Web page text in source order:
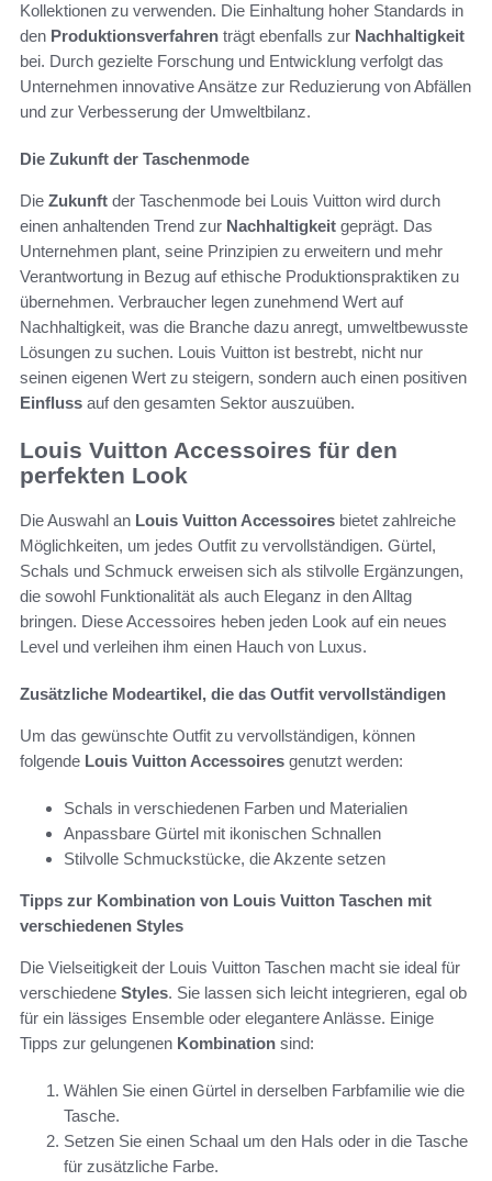
Kollektionen zu verwenden. Die Einhaltung hoher Standards in
den Produktionsverfahren trägt ebenfalls zur Nachhaltigkeit
bei. Durch gezielte Forschung und Entwicklung verfolgt das
Unternehmen innovative Ansätze zur Reduzierung von Abfällen
und zur Verbesserung der Umweltbilanz.
Die Zukunft der Taschenmode
Die Zukunft der Taschenmode bei Louis Vuitton wird durch
einen anhaltenden Trend zur Nachhaltigkeit geprägt. Das
Unternehmen plant, seine Prinzipien zu erweitern und mehr
Verantwortung in Bezug auf ethische Produktionspraktiken zu
übernehmen. Verbraucher legen zunehmend Wert auf
Nachhaltigkeit, was die Branche dazu anregt, umweltbewusste
Lösungen zu suchen. Louis Vuitton ist bestrebt, nicht nur
seinen eigenen Wert zu steigern, sondern auch einen positiven
Einfluss auf den gesamten Sektor auszuüben.
Louis Vuitton Accessoires für den
perfekten Look
Die Auswahl an Louis Vuitton Accessoires bietet zahlreiche
Möglichkeiten, um jedes Outfit zu vervollständigen. Gürtel,
Schals und Schmuck erweisen sich als stilvolle Ergänzungen,
die sowohl Funktionalität als auch Eleganz in den Alltag
bringen. Diese Accessoires heben jeden Look auf ein neues
Level und verleihen ihm einen Hauch von Luxus.
Zusätzliche Modeartikel, die das Outfit vervollständigen
Um das gewünschte Outfit zu vervollständigen, können
folgende Louis Vuitton Accessoires genutzt werden:
Schals in verschiedenen Farben und Materialien
Anpassbare Gürtel mit ikonischen Schnallen
Stilvolle Schmuckstücke, die Akzente setzen
Tipps zur Kombination von Louis Vuitton Taschen mit
verschiedenen Styles
Die Vielseitigkeit der Louis Vuitton Taschen macht sie ideal für
verschiedene Styles. Sie lassen sich leicht integrieren, egal ob
für ein lässiges Ensemble oder elegantere Anlässe. Einige
Tipps zur gelungenen Kombination sind:
Wählen Sie einen Gürtel in derselben Farbfamilie wie die
Tasche.
Setzen Sie einen Schaal um den Hals oder in die Tasche
für zusätzliche Farbe.